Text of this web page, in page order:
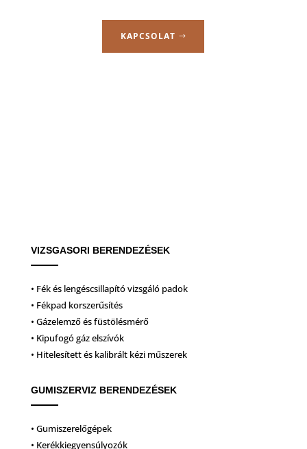
KAPCSOLAT
VIZSGASORI BERENDEZÉSEK
• Fék és lengéscsillapító vizsgáló padok
• Fékpad korszerűsítés
• Gázelemző és füstölésmérő
• Kipufogó gáz elszívók
• Hitelesített és kalibrált kézi műszerek
GUMISZERVIZ BERENDEZÉSEK
• Gumiszerelőgépek
• Kerékkiegyensúlyozók